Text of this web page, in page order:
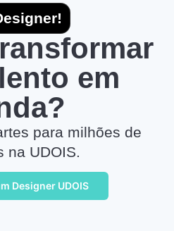
em
para milhões de
na UDOIS.
Designer UDOIS